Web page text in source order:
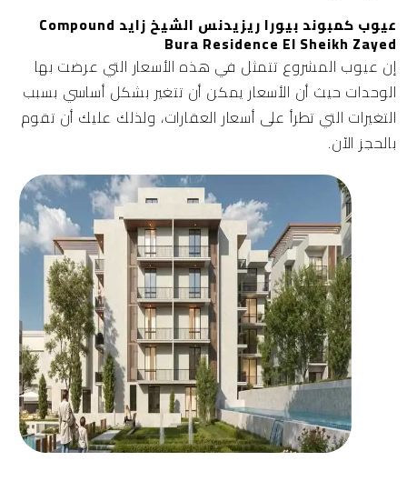
عيوب كمبوند بيورا ريزيدنس الشيخ زايد Compound
Bura Residence El Sheikh Zayed
إن عيوب المشروع تتمثل في هذه الأسعار التي عرضت بها
الوحدات حيث أن الأسعار يمكن أن تتغير بشكل أساسي بسبب
التغيرات التي تطرأ على أسعار العقارات، ولذلك عليك أن تقوم
بالحجز الآن.